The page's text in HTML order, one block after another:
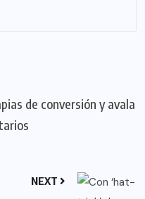
de conversión y avala
NEXT